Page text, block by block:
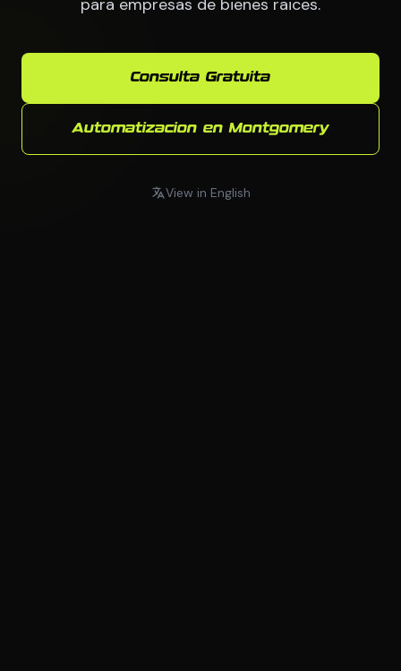
para empresas de bienes raices.
Consulta Gratuita
Automatizacion en Montgomery
View in English